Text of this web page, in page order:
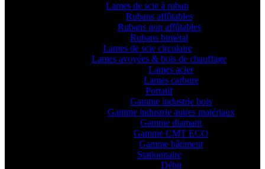
Lames de scie à ruban
Rubans affûtables
Rubans non affûtables
Rubans bimétal
Lames de scie circulaire
Lames avoyées & bois de chauffage
Lames acier
Lames carbure
Portatif
Gamme industrie bois
Gamme industrie autres matériaux
Gamme diamant
Gamme CMT ECO
Gamme bâtiment
Stationnaire
Débit